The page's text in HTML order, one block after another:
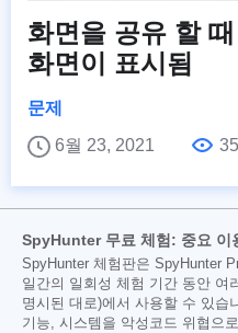
화면을 공유 할
화면이 표시됨
문제
6월 23, 2021
SpyHunter 무료 체험: 중요 이
SpyHunter 체험판은 SpyHunter
일간의 일회성 체험 기간 동안 여
명시된 대로)에서 사용할 수 있습
기능, 시스템을 악성코드 위협으